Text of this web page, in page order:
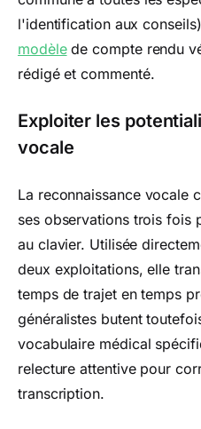
l'identification aux
modèlede compte rendu
rédigé et commenté.
Exploiter les
vocale
La reconnaissance vocale
ses observations trois fois
au clavier. Utilisée
deux exploitations, elle
temps de trajet en temps
généralistes butent
vocabulaire médical
relecture attentive pour
transcription.